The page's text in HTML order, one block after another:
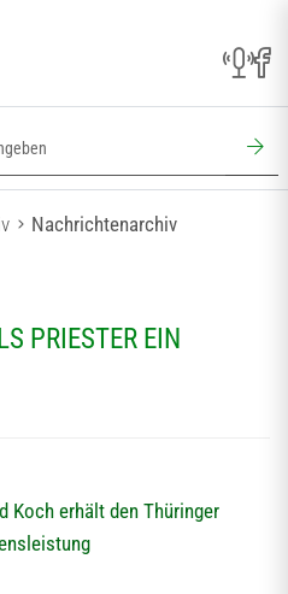
Nachrichtenarchiv
PRIESTER EIN
Koch erhält den Thüringer